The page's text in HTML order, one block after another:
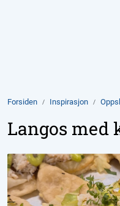
Forsiden Inspirasjon
Langos med
Kontakt oss
Inspirasjon